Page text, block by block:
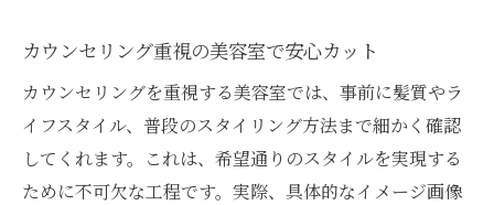
カウンセリング重視の美容室で安心カット
カウンセリングを重視する美容室では、事前に髪質やラ
イフスタイル、普段のスタイリング方法まで細かく確認
してくれます。これは、希望通りのスタイルを実現する
ために不可欠な工程です。実際、具体的なイメージ画像